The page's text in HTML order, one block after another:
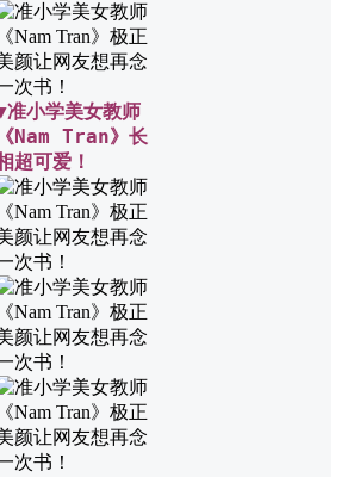
准小学美女教师
《Nam Tran》长
超可爱！